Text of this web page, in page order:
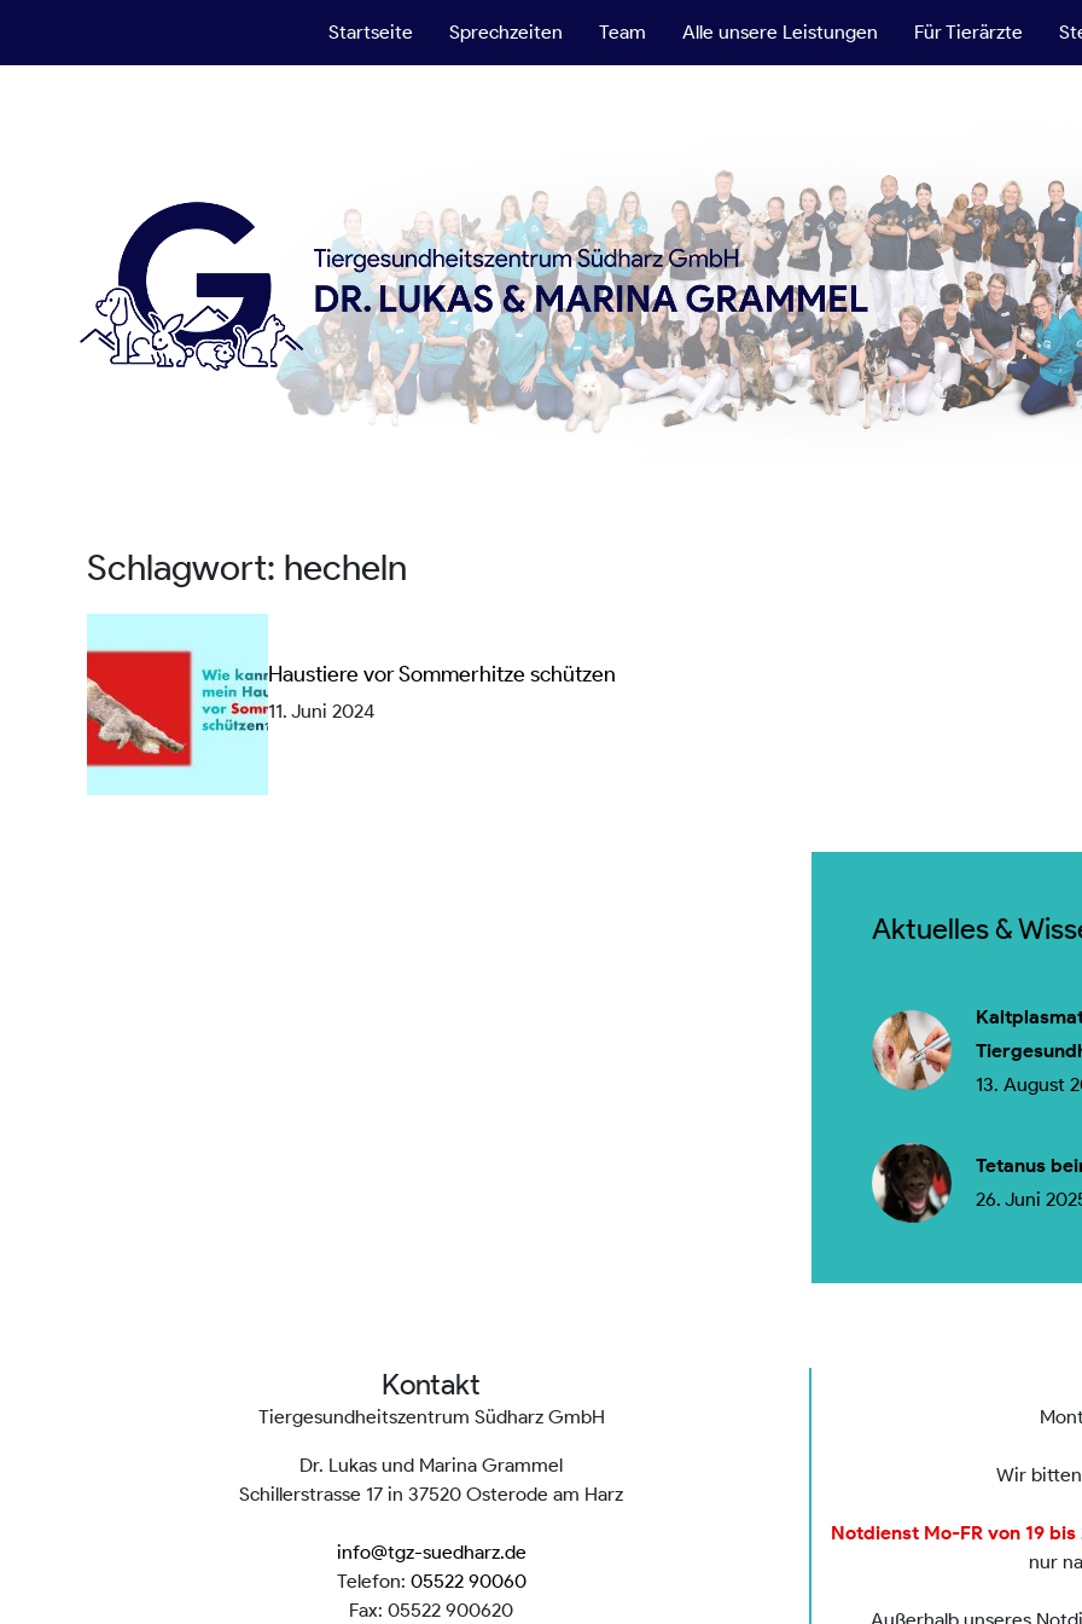
Startseite Sprechzeiten Team Alle unsere Leistungen Für Tierärzte
Schlagwort: hecheln
Haustiere vor Sommerhitze schützen
11. Juni 2024
Aktuelles &
13. August
Tetanus
26. Juni
Kontakt
Tiergesundheitszentrum Südharz GmbH
Dr. Lukas und Marina Grammel
Schillerstrasse 17 in 37520 Osterode am Harz
info@tgz-suedharz.de
Telefon: 05522 90060
Fax: 05522 900620
Wir
Notdienst Mo-FR von 19
nur